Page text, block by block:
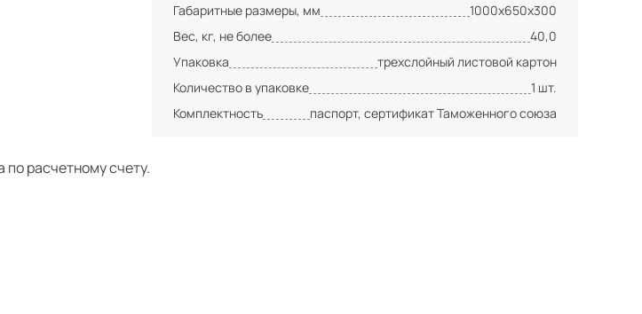
Габаритные размеры, мм
1000х650х300
Вес, кг, не более
40,0
Упаковка
трехслойный листовой картон
Количество в упаковке
1 шт.
Комплектность
паспорт, сертификат Таможенного союза
по расчетному счету.